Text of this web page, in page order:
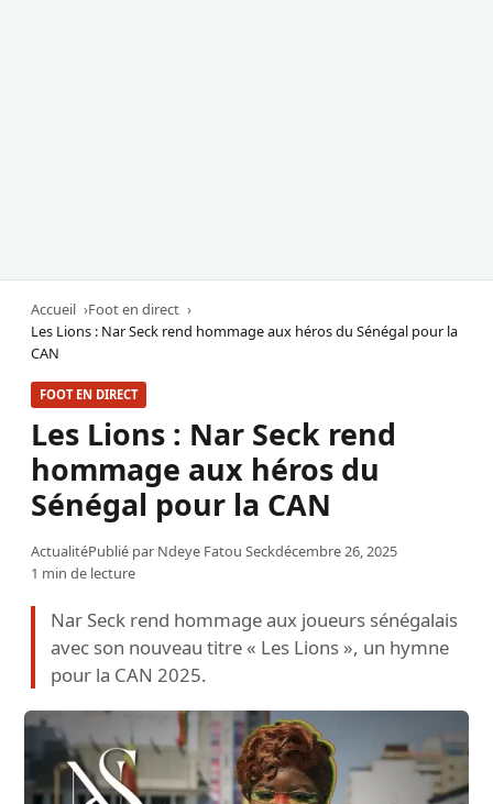
Accueil
Foot en direct
Les Lions : Nar Seck rend hommage aux héros du Sénégal pour la
CAN
FOOT EN DIRECT
Les Lions : Nar Seck rend
hommage aux héros du
Sénégal pour la CAN
ActualitéPublié par Ndeye Fatou Seckdécembre 26, 2025
1 min de lecture
Nar Seck rend hommage aux joueurs sénégalais
avec son nouveau titre « Les Lions », un hymne
pour la CAN 2025.